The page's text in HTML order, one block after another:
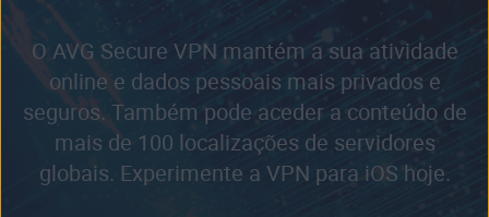
O AVG Secure VPN mantém a sua atividade
online e dados pessoais mais privados e
seguros. Também pode aceder a conteúdo de
mais de 100 localizações de servidores
globais. Experimente a VPN para iOS hoje.